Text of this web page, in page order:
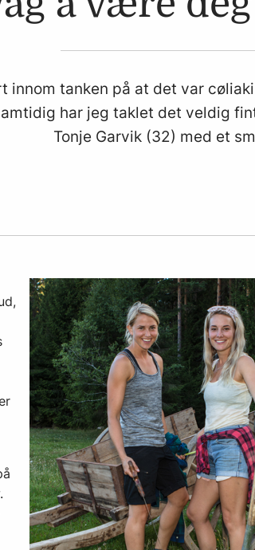
innom tanken på at det var
har jeg taklet det veldig
Tonje Garvik (32) med et